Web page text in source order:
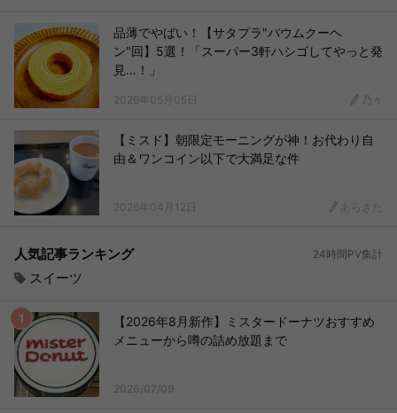
品薄でやばい！【サタプラ"バウムクーヘ
ン"回】5選！「スーパー3軒ハシゴしてやっと発
見…！」
2026年05月05日 乃々
【ミスド】朝限定モーニングが神！お代わり自
由＆ワンコイン以下で大満足な件
2026年04月12日 あらきた
人気記事ランキング 24時間PV集計
スイーツ
【2026年8月新作】ミスタードーナツおすすめ
メニューから噂の詰め放題まで
2026/07/09